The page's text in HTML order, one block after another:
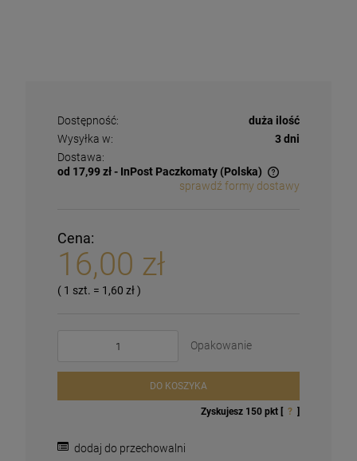
Dostępność:
duża ilość
Wysyłka w:
3 dni
Dostawa:
od 17,99 zł- InPost Paczkomaty (Polska)
sprawdź formy dostawy
Cena:
16,00 zł
( 1 szt. = 1,60 zł)
Opakowanie
DO KOSZYKA
Zyskujesz 150 pkt [ ? ]
dodaj do przechowalni